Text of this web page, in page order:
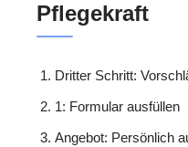
Pflegekraft
Dritter Schritt:
1: Formular ausfüllen
Angebot: Persönlich